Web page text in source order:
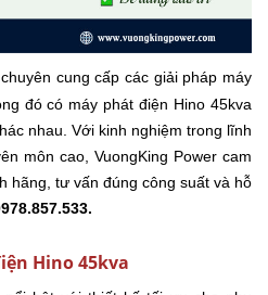
cung cấp các giải pháp máy
đó có máy phát điện Hino 45kva
nhau. Với kinh nghiệm trong lĩnh
môn cao, VuongKing Power cam
hãng, tư vấn đúng công suất và hỗ
Hino 45kva